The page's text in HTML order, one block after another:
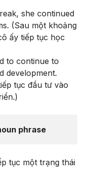
she continued
(Sau một khoảng
ấy tiếp tục học
to continue to
development.
tục đầu tư vào
phrase
tục một trạng thái